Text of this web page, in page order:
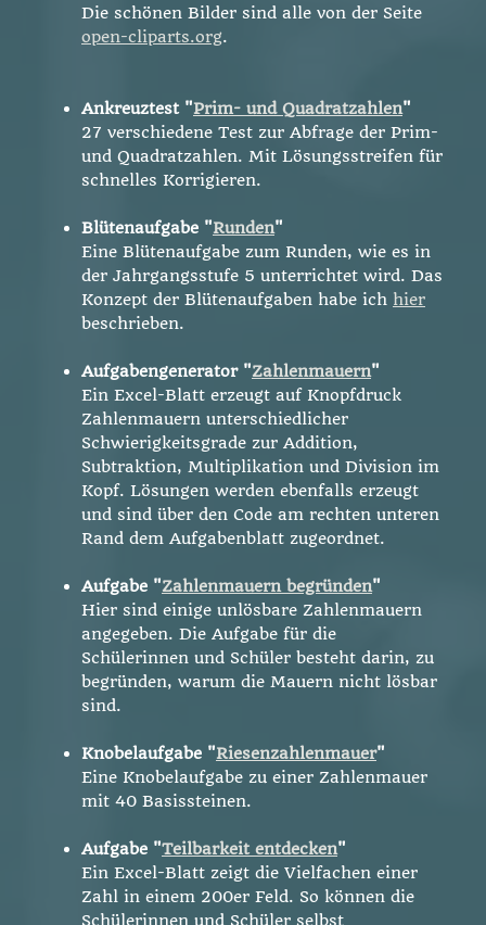
Die schönen Bilder sind alle von der Seite
open-cliparts.org.
Ankreuztest "Prim- und Quadratzahlen"
27 verschiedene Test zur Abfrage der Prim-
und Quadratzahlen. Mit Lösungsstreifen für
schnelles Korrigieren.
Blütenaufgabe "Runden"
Eine Blütenaufgabe zum Runden, wie es in
der Jahrgangsstufe 5 unterrichtet wird. Das
Konzept der Blütenaufgaben habe ich hier
beschrieben.
Aufgabengenerator "Zahlenmauern"
Ein Excel-Blatt erzeugt auf Knopfdruck
Zahlenmauern unterschiedlicher
Schwierigkeitsgrade zur Addition,
Subtraktion, Multiplikation und Division im
Kopf. Lösungen werden ebenfalls erzeugt
und sind über den Code am rechten unteren
Rand dem Aufgabenblatt zugeordnet.
Aufgabe "Zahlenmauern begründen"
Hier sind einige unlösbare Zahlenmauern
angegeben. Die Aufgabe für die
Schülerinnen und Schüler besteht darin, zu
begründen, warum die Mauern nicht lösbar
sind.
Knobelaufgabe "Riesenzahlenmauer"
Eine Knobelaufgabe zu einer Zahlenmauer
mit 40 Basissteinen.
Aufgabe "Teilbarkeit entdecken"
Ein Excel-Blatt zeigt die Vielfachen einer
Zahl in einem 200er Feld. So können die
Schülerinnen und Schüler selbst